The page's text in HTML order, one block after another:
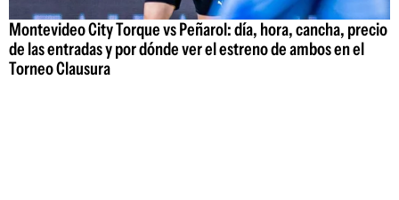
Montevideo City Torque vs Peñarol: día, hora, cancha, precio
de las entradas y por dónde ver el estreno de ambos en el
Torneo Clausura